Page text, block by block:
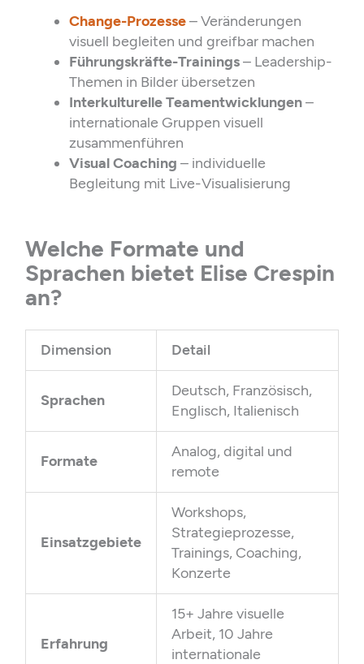
Change-Prozesse– Veränderungen
visuell begleiten und greifbar machen
Führungskräfte-Trainings– Leadership-
Themen in Bilder übersetzen
Interkulturelle Teamentwicklungen–
internationale Gruppen visuell
zusammenführen
Visual Coaching – individuelle
Begleitung mit Live-Visualisierung
Welche Formate und
Sprachen bietet Elise Crespin
an?
Dimension Detail
Sprachen
Deutsch, Französisch,
Englisch, Italienisch
Formate
Analog, digital und
remote
Einsatzgebiete
Workshops,
Strategieprozesse,
Trainings, Coaching,
Konzerte
Erfahrung
15+ Jahre visuelle
Arbeit, 10 Jahre
internationale